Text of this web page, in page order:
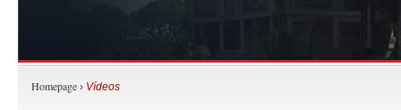
Homepage › Vídeos